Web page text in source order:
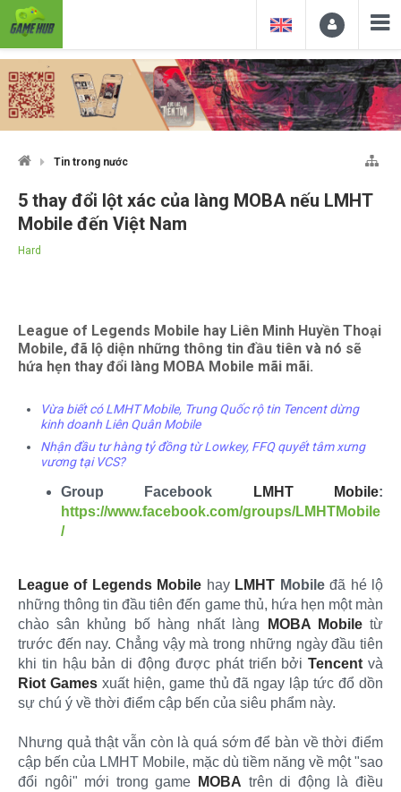
Tin trong nước
5 thay đổi lột xác của làng MOBA nếu LMHT
Mobile đến Việt Nam
Hard
League of Legends Mobile hay Liên Minh Huyền Thoại
Mobile, đã lộ diện những thông tin đầu tiên và nó sẽ
hứa hẹn thay đổi làng MOBA Mobile mãi mãi.
Vừa biết có LMHT Mobile, Trung Quốc rộ tin Tencent dừng
kinh doanh Liên Quân Mobile
Nhận đầu tư hàng tỷ đồng từ Lowkey, FFQ quyết tâm xưng
vương tại VCS?
Group Facebook LMHT Mobile:
https://www.facebook.com/groups/LMHTMobile
/
League of Legends Mobile hay LMHT Mobileđã hé lộ
những thông tin đầu tiên đến game thủ, hứa hẹn một màn
chào sân khủng bố hàng nhất làng
MOBA Mobiletừ
trước đến nay. Chẳng vậy mà trong những ngày đầu tiên
khi tin hậu bản di động được phát triển bởiTencent và
Riot Gamesxuất hiện, game thủ đã ngay lập tức đổ dồn
sự chú ý về thời điểm cập bến của siêu phẩm này.
Nhưng quả thật vẫn còn là quá sớm để bàn về thời điểm
cập bến của LMHT Mobile, mặc dù tiềm năng về một "sao
đổi ngôi" mới trong game
MOBA trên di động là điều